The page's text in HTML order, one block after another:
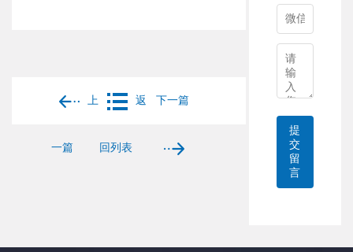
上
一篇
返
回列表
下一篇
提
交
留
言